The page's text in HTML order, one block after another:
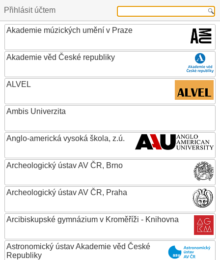
Přihlásit účtem
Akademie múzických umění v Praze
Akademie věd České republiky
ALVEL
Ambis Univerzita
Anglo-americká vysoká škola, z.ú.
Archeologický ústav AV ČR, Brno
Archeologický ústav AV ČR, Praha
Arcibiskupské gymnázium v Kroměříži - Knihovna
Astronomický ústav Akademie věd České
Republiky